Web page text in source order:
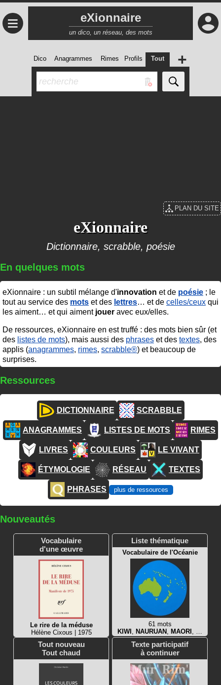
≡ eXionnaire
un dico, un réseau, des mots
Dico Anagrammes Rimes Profils Tout +
PLAN DU SITE
eXionnaire
Dictionnaire, scrabble, poésie
En quelques mots
eXionnaire : un subtil mélange d'innovation et de poésie ; le
tout au service des mots et des lettres… et de celles/ceux qui
les aiment… et qui aiment jouer avec eux/elles.
De ressources, eXionnaire en est truffé : des mots bien sûr (et
des listes de mots), mais aussi des phrases et des textes, des
applis (anagrammes, rimes, scrabble®) et beaucoup de
surprises.
Ressources
DICTIONNAIRE SCRABBLE
ANAGRAMMES LISTES DE MOTS RIMES
LIVRES COULEURS LE VIVANT
ÉTYMOLOGIE RÉSEAU TEXTES
PHRASES plus de ressources
Nouveautés
Vocabulaire
d'une œuvre
Le rire de la méduse
Hélène Cixous | 1975
Liste thématique
Vocabulaire de l'Océanie
61 mots
KIWI NAURUAN MAORI
Tout nouveau
Tout chaud
Texte participatif
à continuer